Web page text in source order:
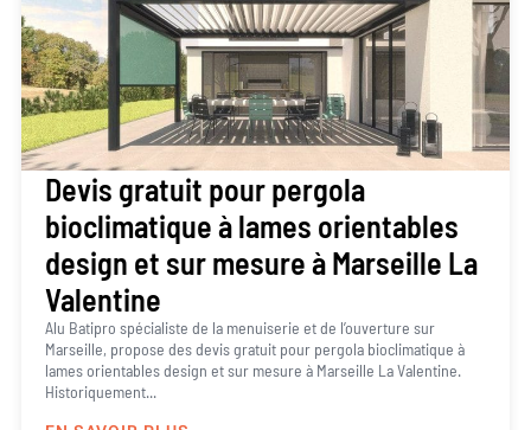
Devis gratuit pour pergola
bioclimatique à lames orientables
design et sur mesure à Marseille La
Valentine
Alu Batipro spécialiste de la menuiserie et de l’ouverture sur
Marseille, propose des devis gratuit pour pergola bioclimatique à
lames orientables design et sur mesure à Marseille La Valentine.
Historiquement...